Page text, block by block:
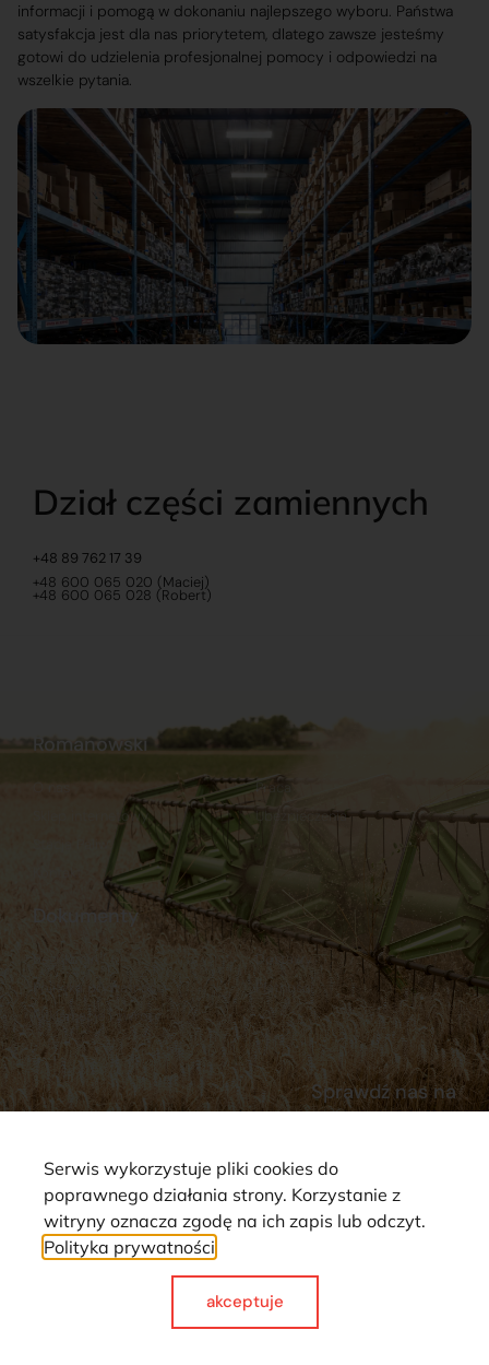
informacji i pomogą w dokonaniu najlepszego wyboru. Państwa
satysfakcja jest dla nas priorytetem, dlatego zawsze jesteśmy
gotowi do udzielenia profesjonalnej pomocy i odpowiedzi na
wszelkie pytania.
Dział części zamiennych
+48 89 762 17 39
+48 600 065 020 (Maciej)
+48 600 065 028 (Robert)
Dokumenty
Regulamin
Polityka prywatności
Reklamacje i zwroty
Dostawy
Płatności
Romanowski
Sklep internetowy
Praca
Ubezpieczenia
Sprawdź nas na
Strona wykorzystuje pliki cookie. Wszystkie prawa zastrzeżone ©
Serwis wykorzystuje pliki cookies do
poprawnego działania strony. Korzystanie z
witryny oznacza zgodę na ich zapis lub odczyt.
Polityka prywatności
akceptuje